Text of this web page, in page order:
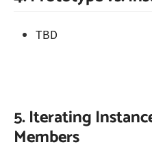
TBD
5. Iterating
Members